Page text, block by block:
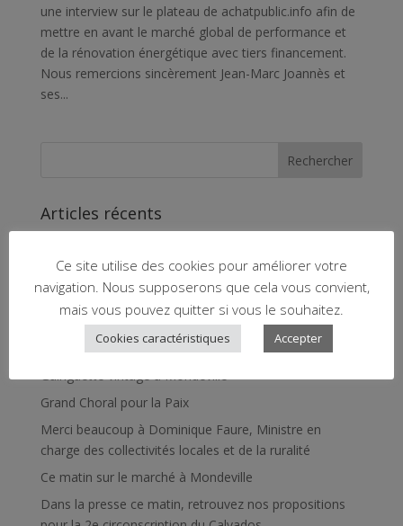
une interview sur le plateau de achatpublic.info afin de
mettre en avant le marché global de performance et
de la rénovation énergétique avec tiers financement.
Nous remercions sincèrement Jean-Marc Joannès et
ses...
Rechercher
Articles récents
Achetez Libérons Nos Provinces
Libérons nos provinces nouveau livre
Cette après-midi, inauguration du Vaugueux
Conférence à l’IRTS
Guinguette vintage à Mondeville
Grand Choral pour la Paix
Merci beaucoup à Dominique Faure, Ministre en
charge des collectivités locales et de la ruralité
Ce matin sur le marché à Mondeville
Dans la presse ce matin, retrouvez nos propositions
Ce site utilise des cookies pour améliorer votre
navigation. Nous supposerons que cela vous convient,
mais vous pouvez quitter si vous le souhaitez.
Cookies caractéristiques Accepter